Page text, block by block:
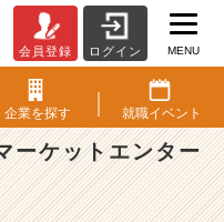
会員登録 ログイン MENU
企業を探す 就職イベント
ーケットエンター